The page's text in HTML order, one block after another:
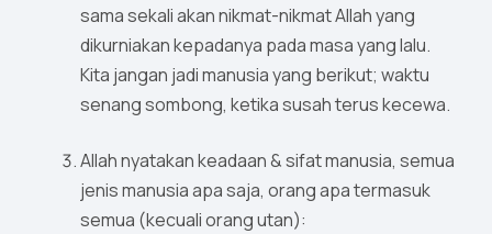
sama sekali akan nikmat-nikmat Allah yang
dikurniakan kepadanya pada masa yang lalu.
Kita jangan jadi manusia yang berikut; waktu
senang sombong, ketika susah terus kecewa.
Allah nyatakan keadaan & sifat manusia, semua
jenis manusia apa saja, orang apa termasuk
semua (kecuali orang utan):